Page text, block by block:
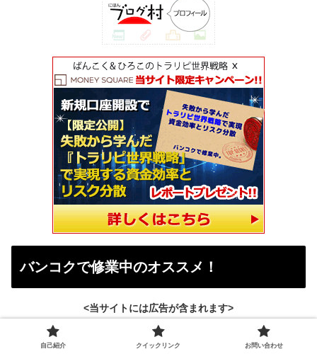
バンコクで修業中のオススメ！
<当サイトには広告が含まれます>
●新NISA始めるなら
自己紹介 クイックリンク お問い合わせ